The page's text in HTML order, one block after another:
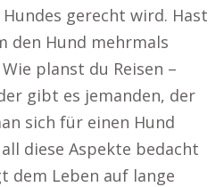
gerecht wird. Hast
den Hund mehrmals
planst du Reisen –
gibt es jemanden, der
sich für einen Hund
diese Aspekte bedacht
dem Leben auf lange